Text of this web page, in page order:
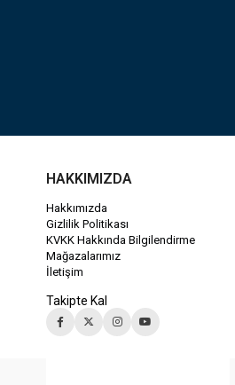
HAKKIMIZDA
Hakkımızda
Gizlilik Politikası
KVKK Hakkında Bilgilendirme
Mağazalarımız
İletişim
Takipte Kal